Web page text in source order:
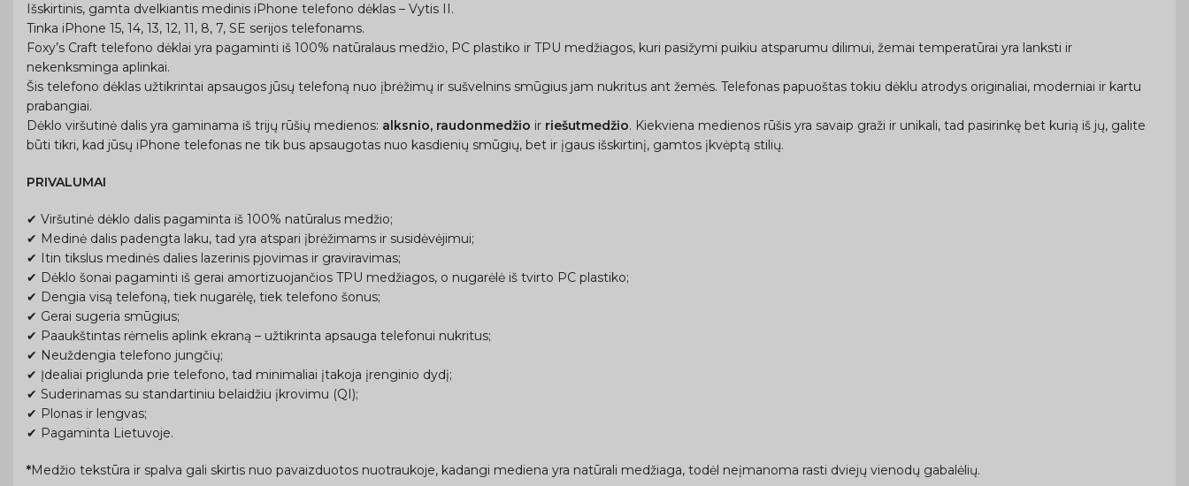
Išskirtinis, gamta dvelkiantis medinis iPhone telefono dėklas – Vytis II.
Tinka iPhone 15, 14, 13, 12, 11, 8, 7, SE serijos telefonams.
Foxy’s Craft telefono dėklai yra pagaminti iš 100% natūralaus medžio, PC plastiko ir TPU medžiagos, kuri pasižymi puikiu atsparumu dilimui, žemai temperatūrai yra lanksti ir
nekenksminga aplinkai.
Šis telefono dėklas užtikrintai apsaugos jūsų telefoną nuo įbrėžimų ir sušvelnins smūgius jam nukritus ant žemės. Telefonas papuoštas tokiu dėklu atrodys originaliai, moderniai ir kartu
prabangiai.
Dėklo viršutinė dalis yra gaminama iš trijų rūšių medienos: alksnio, raudonmedžio ir riešutmedžio. Kiekviena medienos rūšis yra savaip graži ir unikali, tad pasirinkę bet kurią iš jų, galite
būti tikri, kad jūsų iPhone telefonas ne tik bus apsaugotas nuo kasdienių smūgių, bet ir įgaus išskirtinį, gamtos įkvėptą stilių.
PRIVALUMAI
✔ Viršutinė dėklo dalis pagaminta iš 100% natūralus medžio;
✔ Medinė dalis padengta laku, tad yra atspari įbrėžimams ir susidėvėjimui;
✔ Itin tikslus medinės dalies lazerinis pjovimas ir graviravimas;
✔ Dėklo šonai pagaminti iš gerai amortizuojančios TPU medžiagos, o nugarėlė iš tvirto PC plastiko;
✔ Dengia visą telefoną, tiek nugarėlę, tiek telefono šonus;
✔ Gerai sugeria smūgius;
✔ Paaukštintas rėmelis aplink ekraną – užtikrinta apsauga telefonui nukritus;
✔ Neuždengia telefono jungčių;
✔ Įdealiai priglunda prie telefono, tad minimaliai įtakoja įrenginio dydį;
✔ Suderinamas su standartiniu belaidžiu įkrovimu (QI);
✔ Plonas ir lengvas;
✔ Pagaminta Lietuvoje.
*Medžio tekstūra ir spalva gali skirtis nuo pavaizduotos nuotraukoje, kadangi mediena yra natūrali medžiaga, todėl neįmanoma rasti dviejų vienodų gabalėlių.